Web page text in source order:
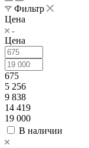
Фильтр
Цена
Цена
675
5 256
9 838
14 419
19 000
В наличии